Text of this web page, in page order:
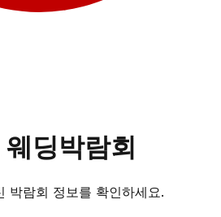
웨딩박람회
박람회 정보를 확인하세요.